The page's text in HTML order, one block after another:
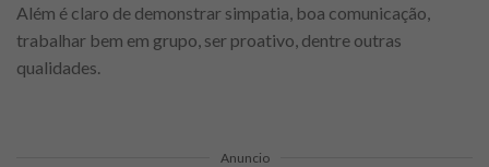
Além é claro de demonstrar simpatia, boa comunicação,
trabalhar bem em grupo, ser proativo, dentre outras
qualidades.
Anuncio